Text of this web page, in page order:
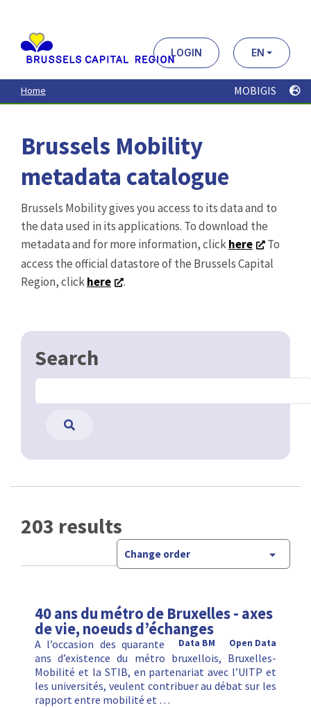
contenu
principal
LOGIN EN
Home MOBIGIS
Brussels Mobility
metadata catalogue
Brussels Mobility gives you access to its data and to
the data used in its applications. To download the
metadata and for more information, clickhere
To
access the official datastore of the Brussels Capital
Region, clickhere .
Search
203 results
Change order
40 ans du métro de Bruxelles - axes
de vie, noeuds d’échanges
Open Data
Data BM
A l’occasion des quarante
ans d’existence du métro bruxellois, Bruxelles-
Mobilité et la STIB, en partenariat avec l’UITP et
les universités, veulent contribuer au débat sur les
rapport entre mobilité et …